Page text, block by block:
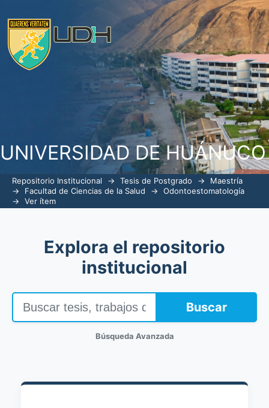
UNIVERSIDAD DE HUÁNUCO
PREVALENCIA DE
ESCUELAS PROFESIONALES DE
LA UNIVERSIDAD NACIONAL
Repositorio Institucional → Tesis de Postgrado →
Maestría
→
Facultad de Ciencias de la Salud →
Odontoestomatología
→
Ver ítem
Explora el repositorio
institucional
Buscar
Búsqueda Avanzada